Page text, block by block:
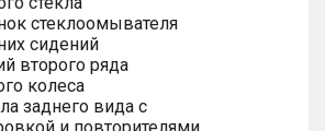
стеклоомывателя
сидений
второго ряда
колеса
заднего вида с
и повторителями